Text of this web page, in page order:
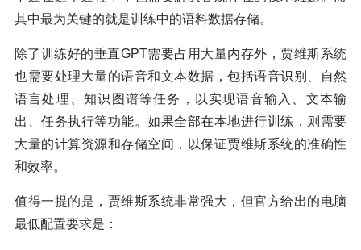
其中最为关键的就是训练中的语料数据存储。
除了训练好的垂直GPT需要占用大量内存外，贾维斯系统
也需要处理大量的语音和文本数据，包括语音识别、自然
语言处理、知识图谱等任务，以实现语音输入、文本输
出、任务执行等功能。如果全部在本地进行训练，则需要
大量的计算资源和存储空间，以保证贾维斯系统的准确性
和效率。
值得一提的是，贾维斯系统非常强大，但官方给出的电脑
最低配置要求是：